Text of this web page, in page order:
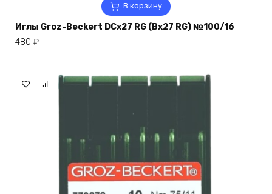
В корзину
Иглы Groz-Beckert DCx27 RG (Bx27 RG) №100/16
480 ₽